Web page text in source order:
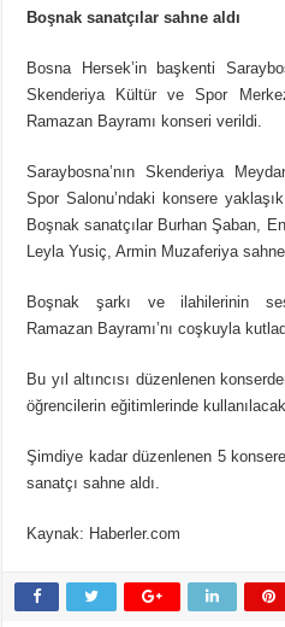
Boşnak sanatçılar sahne aldı
Bosna Hersek’in başkenti
Skenderiya Kültür ve Spor
Ramazan Bayramı konseri verildi.
Saraybosna’nın Skenderiya
Spor Salonu’ndaki konsere
Boşnak sanatçılar Burhan Şaban,
Leyla Yusiç, Armin Muzaferiya sahne
Boşnak şarkı ve ilahilerinin
Ramazan Bayramı’nı coşkuyla
Bu yıl altıncısı düzenlenen
öğrencilerin eğitimlerinde kullanılacak.
Şimdiye kadar düzenlenen 5
sanatçı sahne aldı.
Kaynak: Haberler.com